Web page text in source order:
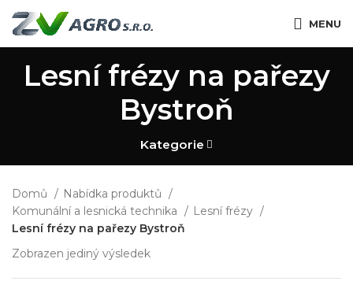
MENU
Lesní frézy na pařezy
Bystroň
Kategorie
Domů
Nabídka produktů
Komunální a lesnická technika
Lesní frézy
Lesní frézy na pařezy Bystroň
Zobrazen jediný výsledek